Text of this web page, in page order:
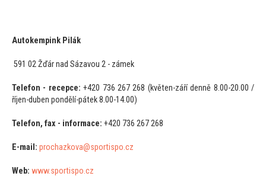
Autokempink Pilák
591 02 Žďár nad Sázavou 2 - zámek
Telefon - recepce: +420 736 267 268 (květen-září denně 8.00-20.00 /
říjen-duben pondělí-pátek 8.00-14.00)
Telefon, fax - informace: +420 736 267 268
E-mail: prochazkova@sportispo.cz
Web: www.sportispo.cz